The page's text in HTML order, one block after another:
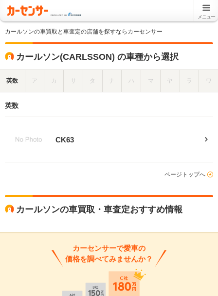
メニュー
カールソンの車買取と車査定の店舗を探すならカーセンサー
カールソン(CARLSSON) の車種から選択
英数 ア カ サ タ ナ ハ マ ヤ ラ ワ
英数
CK63
ページトップへ
カールソンの車買取・車査定おすすめ情報
カーセンサーで愛車の
価格を調べてみませんか？